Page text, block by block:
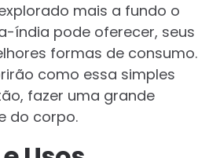
mais a fundo o
índia pode oferecer, seus
formas de consumo.
como essa simples
fazer uma grande
do corpo.